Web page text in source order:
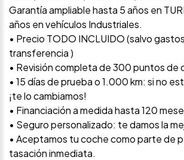
Garantía ampliable hasta 5 años en
años en vehículos Industriales.
• Precio TODO INCLUIDO (salvo
transferencia )
• Revisión completa de 300 puntos de
• 15 días de prueba o 1.000 km: si no
¡te lo cambiamos!
• Financiación a medida hasta 120
• Seguro personalizado: te damos la
• Aceptamos tu coche como parte de
tasación inmediata.